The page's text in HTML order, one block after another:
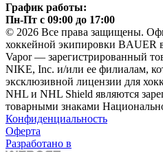
График работы:
Пн-Пт с 09:00 до 17:00
© 2026 Все права защищены.
хоккейной экипировки BAUER
Vapor — зарегистрированный
NIKE, Inc. и/или ее филиалам,
эксклюзивной лицензии для
NHL и NHL Shield являются
товарными знаками
Конфиденциальность
Оферта
Разработано в